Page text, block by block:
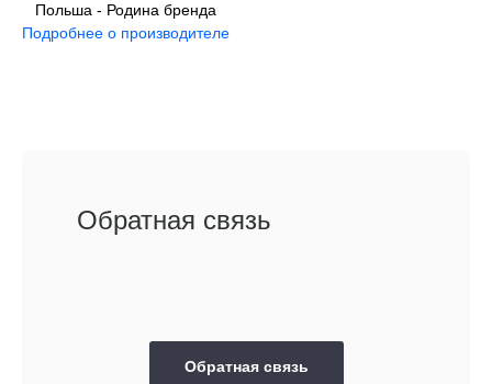
Польша - Родина бренда
Подробнее о производителе
Обратная связь
Обратная связь